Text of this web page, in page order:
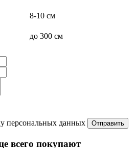
8-10 см
до 300 см
персональных данных
всего покупают